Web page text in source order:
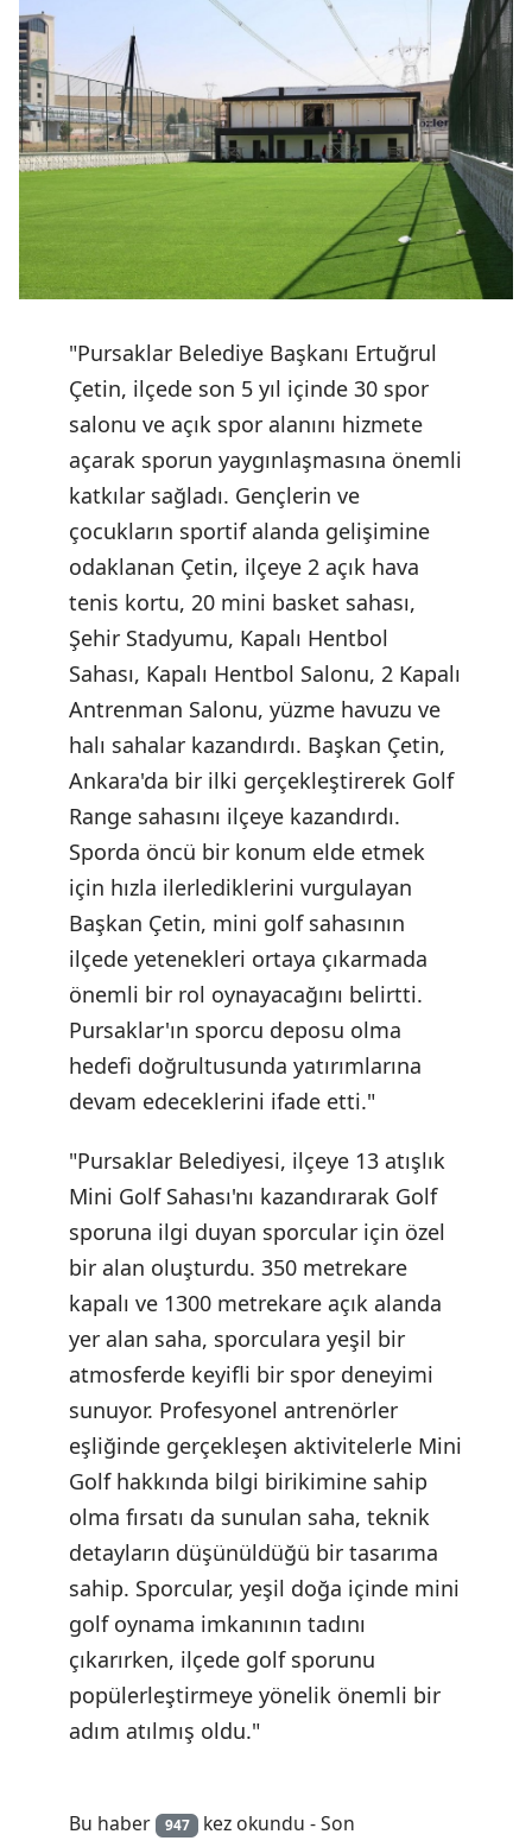
"Pursaklar Belediye Başkanı Ertuğrul
Çetin, ilçede son 5 yıl içinde 30 spor
salonu ve açık spor alanını hizmete
açarak sporun yaygınlaşmasına önemli
katkılar sağladı. Gençlerin ve
çocukların sportif alanda gelişimine
odaklanan Çetin, ilçeye 2 açık hava
tenis kortu, 20 mini basket sahası,
Şehir Stadyumu, Kapalı Hentbol
Sahası, Kapalı Hentbol Salonu, 2 Kapalı
Antrenman Salonu, yüzme havuzu ve
halı sahalar kazandırdı. Başkan Çetin,
Ankara'da bir ilki gerçekleştirerek Golf
Range sahasını ilçeye kazandırdı.
Sporda öncü bir konum elde etmek
için hızla ilerlediklerini vurgulayan
Başkan Çetin, mini golf sahasının
ilçede yetenekleri ortaya çıkarmada
önemli bir rol oynayacağını belirtti.
Pursaklar'ın sporcu deposu olma
hedefi doğrultusunda yatırımlarına
devam edeceklerini ifade etti."
"Pursaklar Belediyesi, ilçeye 13 atışlık
Mini Golf Sahası'nı kazandırarak Golf
sporuna ilgi duyan sporcular için özel
bir alan oluşturdu. 350 metrekare
kapalı ve 1300 metrekare açık alanda
yer alan saha, sporculara yeşil bir
atmosferde keyifli bir spor deneyimi
sunuyor. Profesyonel antrenörler
eşliğinde gerçekleşen aktivitelerle Mini
Golf hakkında bilgi birikimine sahip
olma fırsatı da sunulan saha, teknik
detayların düşünüldüğü bir tasarıma
sahip. Sporcular, yeşil doğa içinde mini
golf oynama imkanının tadını
çıkarırken, ilçede golf sporunu
popülerleştirmeye yönelik önemli bir
adım atılmış oldu."
Bu haber 947
kez okundu - Son